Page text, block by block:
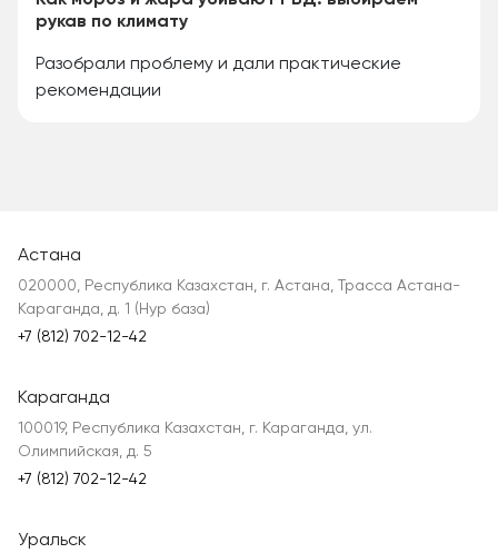
рукав по климату
Разобрали проблему и дали практические
рекомендации
Астана
020000, Республика Казахстан, г. Астана, Трасса Астана-
Караганда, д. 1 (Нур база)
+7 (812) 702-12-42
Караганда
100019, Республика Казахстан, г. Караганда, ул.
Олимпийская, д. 5
+7 (812) 702-12-42
Уральск